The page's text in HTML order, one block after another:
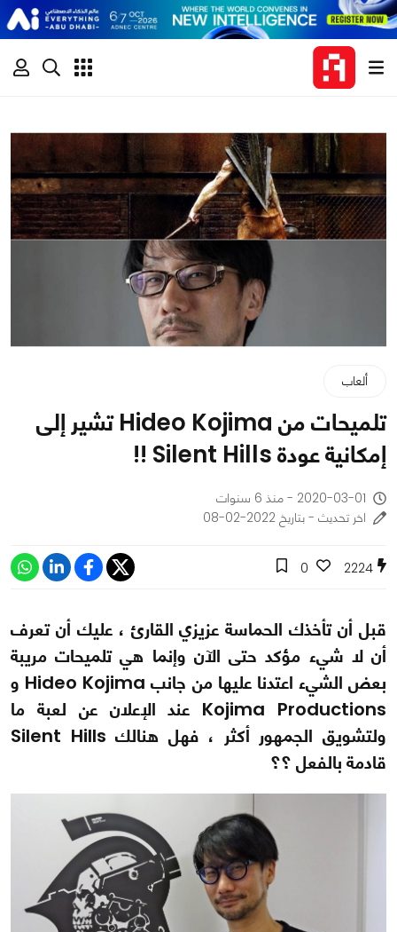
ألعاب
تلميحات من Hideo Kojima تشير إلى
إمكانية عودة Silent Hills !!
2020-03-01 - منذ 6 سنوات
اخر تحديث - بتاريخ 2022-02-08
2224
0
قبل أن تأخذك الحماسة عزيزي القارئ ، عليك أن تعرف
أن لا شيء مؤكد حتى الآن وإنما هي تلميحات مريبة
بعض الشيء اعتدنا عليها من جانب Hideo Kojima و
Kojima Productions عند الإعلان عن لعبة ما
ولتشويق الجمهور أكثر ، فهل هنالك Silent Hills
قادمة بالفعل ؟؟